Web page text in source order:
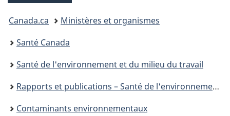
Vous
êtes
ici :
Canada.ca
Ministères et organismes
Santé Canada
Santé de l'environnement et du milieu du travail
Rapports et publications – Santé de l'environnement et du milieu de travail
Contaminants environnementaux